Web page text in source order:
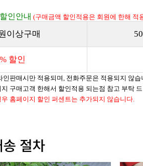
인안내 (구매금액 할인적용은 회원에 한해 적
이상구매
할인
인판매시만 적용되며, 전화주문은 적용되지 않습
구매고객 한해서 할인적용 되는점 참고 부탁
홈페이지 할인 퍼센트는 추가되지 않습니다.